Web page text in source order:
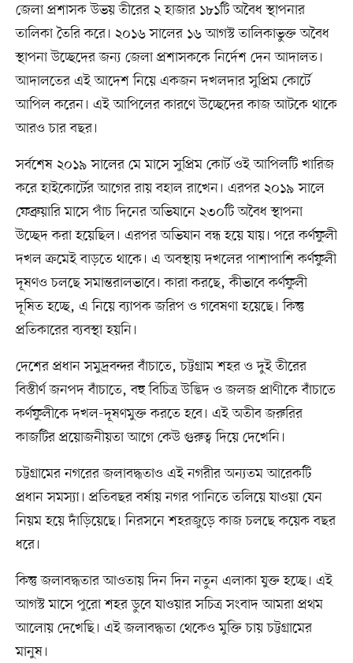
জেলা প্রশাসক উভয় তীরের ২ হাজার ১৮১টি অবৈধ স্থাপনার
তালিকা তৈরি করে। ২০১৬ সালের ১৬ আগস্ট তালিকাভুক্ত অবৈধ
স্থাপনা উচ্ছেদের জন্য জেলা প্রশাসককে নির্দেশ দেন আদালত।
আদালতের এই আদেশ নিয়ে একজন দখলদার সুপ্রিম কোর্টে
আপিল করেন। এই আপিলের কারণে উচ্ছেদের কাজ আটকে থাকে
আরও চার বছর।
সর্বশেষ ২০১৯ সালের মে মাসে সুপ্রিম কোর্ট ওই আপিলটি খারিজ
করে হাইকোর্টের আগের রায় বহাল রাখেন। এরপর ২০১৯ সালে
ফেব্রুয়ারি মাসে পাঁচ দিনের অভিযানে ২৩০টি অবৈধ স্থাপনা
উচ্ছেদ করা হয়েছিল। এরপর অভিযান বন্ধ হয়ে যায়। পরে কর্ণফুলী
দখল ক্রমেই বাড়তে থাকে। এ অবস্থায় দখলের পাশাপাশি কর্ণফুলী
দূষণও চলছে সমান্তরালভাবে। কারা করছে, কীভাবে কর্ণফুলী
দূষিত হচ্ছে, এ নিয়ে ব্যাপক জরিপ ও গবেষণা হয়েছে। কিন্তু
প্রতিকারের ব্যবস্থা হয়নি।
দেশের প্রধান সমুদ্রবন্দর বাঁচাতে, চট্টগ্রাম শহর ও দুই তীরের
বিস্তীর্ণ জনপদ বাঁচাতে, বহু বিচিত্র উদ্ভিদ ও জলজ প্রাণীকে বাঁচাতে
কর্ণফুলীকে দখল-দূষণমুক্ত করতে হবে। এই অতীব জরুরির
কাজটির প্রয়োজনীয়তা আগে কেউ গুরুত্ব দিয়ে দেখেনি।
চট্টগ্রামের নগরের জলাবদ্ধতাও এই নগরীর অন্যতম আরেকটি
প্রধান সমস্যা। প্রতিবছর বর্ষায় নগর পানিতে তলিয়ে যাওয়া যেন
নিয়ম হয়ে দাঁড়িয়েছে। নিরসনে শহরজুড়ে কাজ চলছে কয়েক বছর
ধরে।
কিন্তু জলাবদ্ধতার আওতায় দিন দিন নতুন এলাকা যুক্ত হচ্ছে। এই
আগস্ট মাসে পুরো শহর ডুবে যাওয়ার সচিত্র সংবাদ আমরা প্রথম
আলোয় দেখেছি। এই জলাবদ্ধতা থেকেও মুক্তি চায় চট্টগ্রামের
মানুষ।